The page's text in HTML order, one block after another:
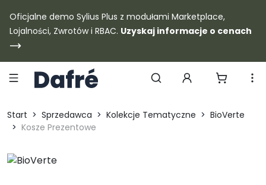
Dafre
Oficjalne demo Sylius Plus z modułami Marketplace,
Lojalności, Zwrotów i RBAC. Uzyskaj informacje o cenach
Start
Sprzedawca Kolekcje Tematyczne
BioVerte
Kosze Prezentowe